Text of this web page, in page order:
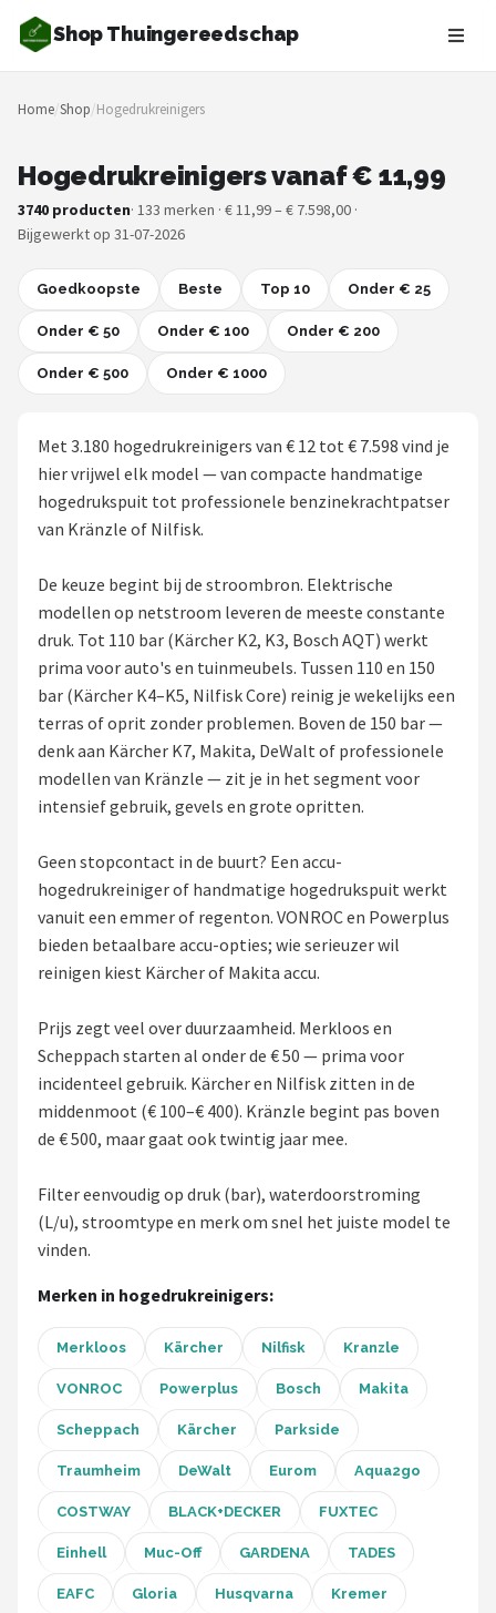
Shop Thuingereedschap
Zoeken
NAVIGATIE
Merken
Blog
Borderplanten
Grasmaaiers
Grastrimmers
Onkruidbranders
Shop
To the South
GARDENA
Talen Tools
Bosch
WORX
Makita
Synx Tools
Alle merken →
Home/Shop/Hogedrukreinigers
Hogedrukreinigers vanaf € 11,99
3740 producten· 133 merken · € 11,99 – € 7.598,00 ·
Bijgewerkt op 31-07-2026
Goedkoopste Beste Top 10 Onder € 25
Onder € 50 Onder € 100 Onder € 200
Onder € 500 Onder € 1000
Met 3.180 hogedrukreinigers van € 12 tot € 7.598 vind je
hier vrijwel elk model — van compacte handmatige
hogedrukspuit tot professionele benzinekrachtpatser
van Kränzle of Nilfisk.
De keuze begint bij de stroombron. Elektrische
modellen op netstroom leveren de meeste constante
druk. Tot 110 bar (Kärcher K2, K3, Bosch AQT) werkt
prima voor auto's en tuinmeubels. Tussen 110 en 150
bar (Kärcher K4–K5, Nilfisk Core) reinig je wekelijks een
terras of oprit zonder problemen. Boven de 150 bar —
denk aan Kärcher K7, Makita, DeWalt of professionele
modellen van Kränzle — zit je in het segment voor
intensief gebruik, gevels en grote opritten.
Geen stopcontact in de buurt? Een accu-
hogedrukreiniger of handmatige hogedrukspuit werkt
vanuit een emmer of regenton. VONROC en Powerplus
bieden betaalbare accu-opties; wie serieuzer wil
reinigen kiest Kärcher of Makita accu.
Prijs zegt veel over duurzaamheid. Merkloos en
Scheppach starten al onder de € 50 — prima voor
incidenteel gebruik. Kärcher en Nilfisk zitten in de
middenmoot (€ 100–€ 400). Kränzle begint pas boven
de € 500, maar gaat ook twintig jaar mee.
Filter eenvoudig op druk (bar), waterdoorstroming
(L/u), stroomtype en merk om snel het juiste model te
vinden.
Merken in hogedrukreinigers:
Merkloos Kärcher Nilfisk Kranzle
VONROC Powerplus Bosch Makita
Scheppach Kärcher Parkside
Traumheim DeWalt Eurom Aqua2go
COSTWAY BLACK+DECKER FUXTEC
Einhell Muc-Off GARDENA TADES
EAFC Gloria Husqvarna Kremer